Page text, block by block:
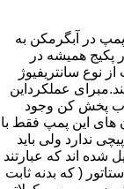
در آبگرمکن به
همیشه در
نوع سانتریفیوژ
220 ولت کار می کند.مبرای عملکرداین
آب پخش کن وجود
های این پمپ فقط با
ندارد ولی باید
اند که عبارتند
( که بدنه ثابت